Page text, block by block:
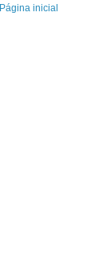
Página inicial